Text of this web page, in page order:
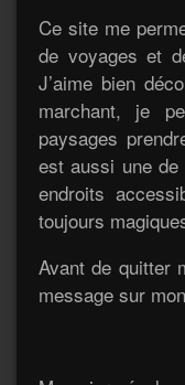
Ce site me
de voyages et
J’aime bien
marchant, je
paysages
est aussi une
endroits
toujours
Avant de quitter
message sur mon